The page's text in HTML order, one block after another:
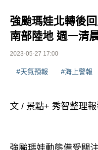
強颱瑪娃北轉後
南部陸地 週一清
2023-05-27 17:00
#天氣預報 #海上警報
文 / 景點+ 秀智整理
強颱瑪娃動態備受關